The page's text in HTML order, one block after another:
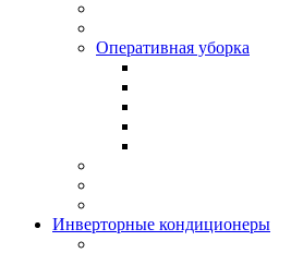
Оперативная уборка
Инверторные кондиционеры